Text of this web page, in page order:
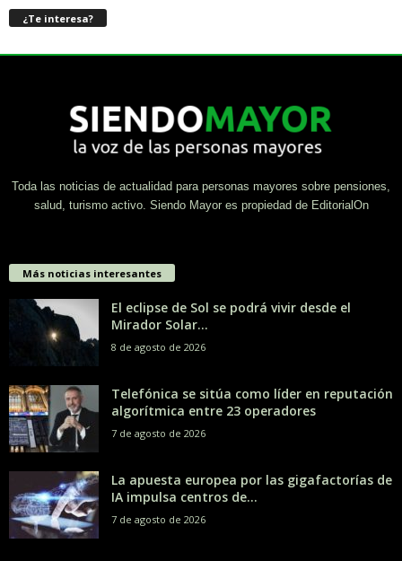
¿Te interesa?
Toda las noticias de actualidad para personas mayores sobre pensiones,
salud, turismo activo. Siendo Mayor es propiedad de EditorialOn
Más noticias interesantes
El eclipse de Sol se podrá vivir desde el
Mirador Solar...
8 de agosto de 2026
Telefónica se sitúa como líder en reputación
algorítmica entre 23 operadores
7 de agosto de 2026
La apuesta europea por las gigafactorías de
IA impulsa centros de...
7 de agosto de 2026